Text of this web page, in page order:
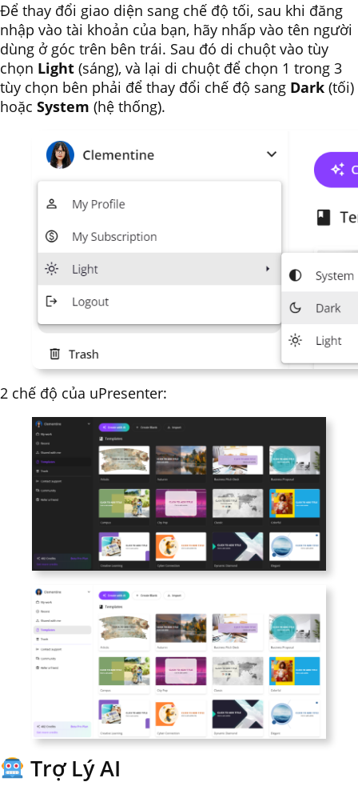
Để thay đổi giao diện sang chế độ tối, sau khi đăng
nhập vào tài khoản của bạn, hãy nhấp vào tên người
dùng ở góc trên bên trái. Sau đó di chuột vào tùy
chọn Light (sáng), và lại di chuột để chọn 1 trong 3
tùy chọn bên phải để thay đổi chế độ sang Dark (tối)
hoặc System (hệ thống).
2 chế độ của uPresenter:
Trợ Lý AI